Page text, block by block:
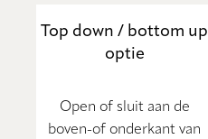
Top down / bottom up
optie
Open of sluit aan de
boven-of onderkant van